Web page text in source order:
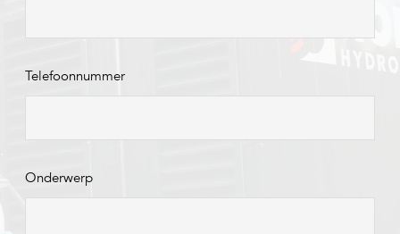
Telefoonnummer
Onderwerp